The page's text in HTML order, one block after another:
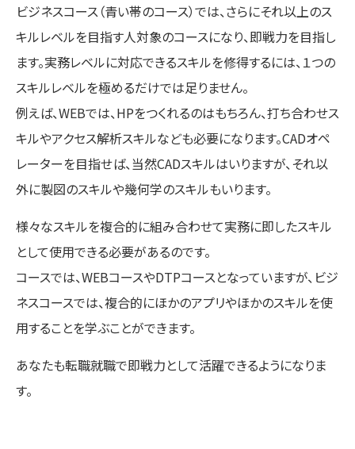
ビジネスコース（青い帯のコース）では、さらにそれ以上のス
キルレベルを目指す人対象のコースになり、即戦力を目指し
ます。実務レベルに対応できるスキルを修得するには、１つの
スキルレベルを極めるだけでは足りません。
例えば、WEBでは、HPをつくれるのはもちろん、打ち合わせス
キルやアクセス解析スキルなども必要になります。CADオペ
レーターを目指せば、当然CADスキルはいりますが、それ以
外に製図のスキルや幾何学のスキルもいります。
様々なスキルを複合的に組み合わせて実務に即したスキル
として使用できる必要があるのです。
コースでは、WEBコースやDTPコースとなっていますが、ビジ
ネスコースでは、複合的にほかのアプリやほかのスキルを使
用することを学ぶことができます。
あなたも転職就職で即戦力として活躍できるようになりま
す。